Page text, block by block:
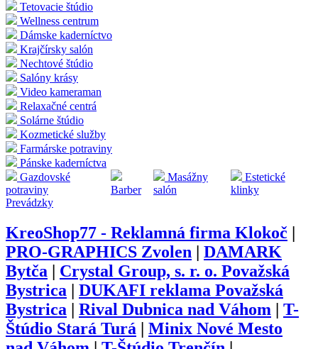
Tetovacie štúdio
Wellness centrum
Dámske kaderníctvo
Krajčírsky salón
Nechtové štúdio
Salóny krásy
Video kameraman
Relaxačné centrá
Solárne štúdio
Kozmetické služby
Farmárske potraviny
Pánske kaderníctva
Gazdovské
potraviny
Barber
Masážny
salón
Estetické
klinky
Prevádzky
KreoShop77 - Reklamná firma Klokoč |
PRO-GRAPHICS Zvolen | DAMARK
Bytča | Crystal Group, s. r. o. Považská
Bystrica | DUKAFI reklama Považská
Bystrica | Rival Dubnica nad Váhom | T-
Štúdio Stará Turá | Minix Nové Mesto